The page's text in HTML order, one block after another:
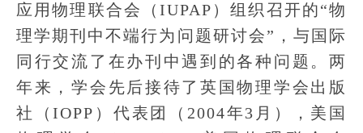
应用物理联合会（IUPAP）组织召开的“物
理学期刊中不端行为问题研讨会”，与国际
同行交流了在办刊中遇到的各种问题。两
年来，学会先后接待了英国物理学会出版
社（IOPP）代表团（2004年3月），美国